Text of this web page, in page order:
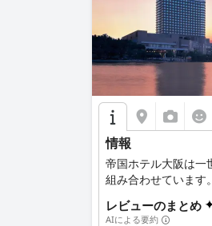
情報
帝国ホテル大阪は一
組み合わせています。
レビューのまとめ
AIによる要約